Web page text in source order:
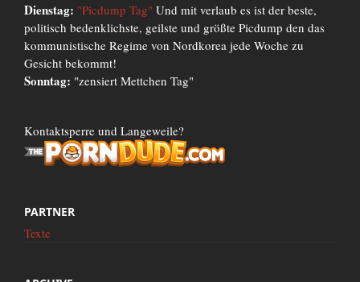
Dienstag: "Picdump Tag" Und mit verlaub es ist der beste,
politisch bedenklichste, geilste und größte Picdump den das
kommunistische Regime von Nordkorea jede Woche zu
Gesicht bekommt!
Sonntag: "zensiert Mettchen Tag"
Kontaktsperre und Langeweile?
PARTNER
Texte